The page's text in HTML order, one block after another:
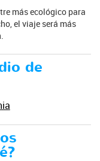
más ecológico para
el viaje será más
de